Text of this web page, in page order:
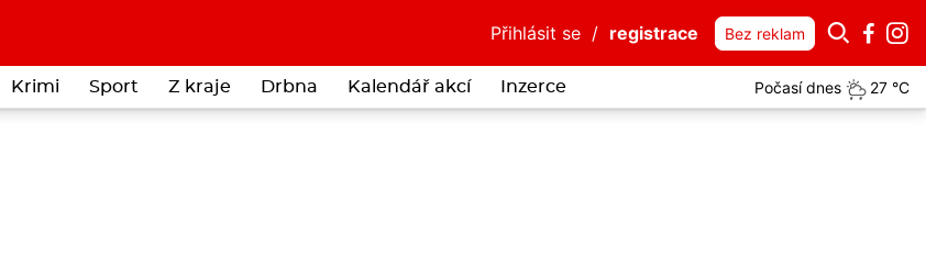
Přihlásit se / registrace Bez reklam
Krimi Sport Z kraje Drbna Kalendář akcí Inzerce Počasí dnes 27 °C